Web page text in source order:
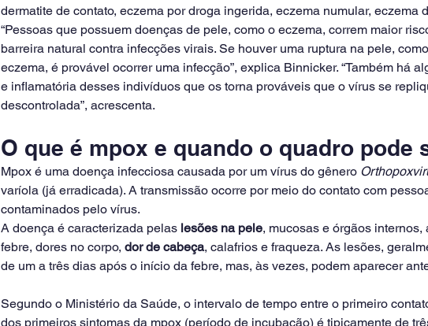
dermatite de contato, eczema por droga ingerida, eczema numular, eczema
“Pessoas que possuem doenças de pele, como o eczema, correm maior
barreira natural contra infecções virais. Se houver uma ruptura na pele,
eczema, é provável ocorrer uma infecção”, explica Binnicker. “Também há
e inflamatória desses indivíduos que os torna prováveis que o vírus se
descontrolada”, acrescenta.
O que é mpox e quando o quadro pode
Mpox é uma doença infecciosa causada por um vírus do gênero
varíola (já erradicada). A transmissão ocorre por meio do contato com
contaminados pelo vírus.
A doença é caracterizada pelas lesões na pele, mucosas e órgãos
febre, dores no corpo, dor de cabeça, calafrios e fraqueza. As lesões,
de um a três dias após o início da febre, mas, às vezes, podem aparecer
Segundo o Ministério da Saúde, o intervalo de tempo entre o primeiro
dos primeiros sintomas da mpox (período de incubação) é tipicamente de